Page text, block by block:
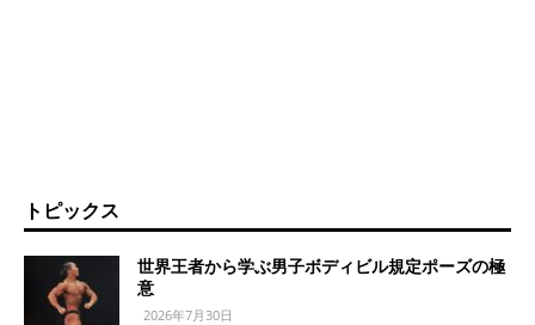
トピックス
世界王者から学ぶ男子ボディビル規定ポーズの極
意
2026年7月30日